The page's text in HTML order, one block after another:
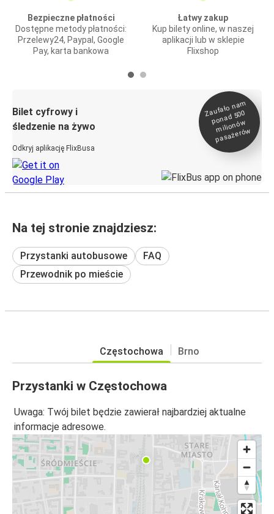
Bezpieczne płatności
Dostępne metody płatności:
Przelewy24, Paypal, Google
Pay, karta bankowa
Łatwy zakup
Kup bilety online, w naszej
aplikacji lub w sklepie
Flixshop
Bilet cyfrowy i
śledzenie na żywo
Odkryj aplikację FlixBusa
Zaufało na
m
ponad 500
milionó
w
pasażeró
w
Na tej stronie znajdziesz:
Przystanki autobusowe
FAQ
Przewodnik po mieście
Częstochowa Brno
Przystanki w Częstochowa
Uwaga: Twój bilet będzie zawierał najbardziej aktualne
informacje adresowe.